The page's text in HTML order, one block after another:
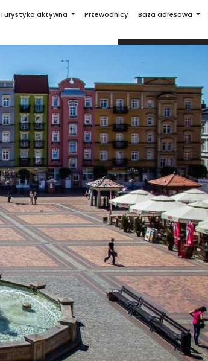
Turystyka aktywna Przewodnicy Baza adresowa